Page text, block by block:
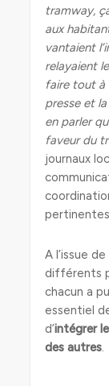
tramway,
aux
vantaient
relayaient
faire tout à
presse et
en parler
faveur du
journaux
A l’issue
différents
chacun a
essentiel
d’intégrer
des autres.